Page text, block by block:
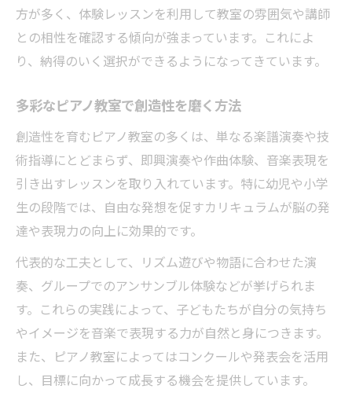
方が多く、体験レッスンを利用して教室の雰囲気や講師
との相性を確認する傾向が強まっています。これによ
り、納得のいく選択ができるようになってきています。
多彩なピアノ教室で創造性を磨く方法
創造性を育むピアノ教室の多くは、単なる楽譜演奏や技
術指導にとどまらず、即興演奏や作曲体験、音楽表現を
引き出すレッスンを取り入れています。特に幼児や小学
生の段階では、自由な発想を促すカリキュラムが脳の発
達や表現力の向上に効果的です。
代表的な工夫として、リズム遊びや物語に合わせた演
奏、グループでのアンサンブル体験などが挙げられま
す。これらの実践によって、子どもたちが自分の気持ち
やイメージを音楽で表現する力が自然と身につきます。
また、ピアノ教室によってはコンクールや発表会を活用
し、目標に向かって成長する機会を提供しています。